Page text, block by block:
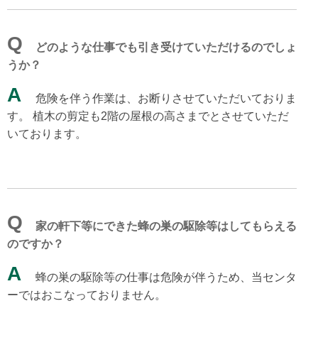
Q
どのような仕事でも引き受けていただけるのでしょ
うか？
A
危険を伴う作業は、お断りさせていただいておりま
す。 植木の剪定も2階の屋根の高さまでとさせていただ
いております。
Q
家の軒下等にできた蜂の巣の駆除等はしてもらえる
のですか？
A
蜂の巣の駆除等の仕事は危険が伴うため、当センタ
ーではおこなっておりません。